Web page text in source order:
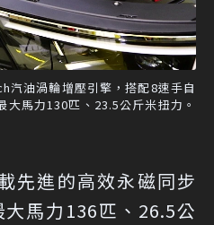
油渦輪增壓引擎，搭配8速手自
大馬力130匹、23.5公斤米扭力。
先進的高效永磁同步
馬力136匹、26.5公